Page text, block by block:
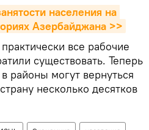
населения на
Азербайджана >>
все рабочие
существовать. Теперь
районы могут вернуться
несколько десятков